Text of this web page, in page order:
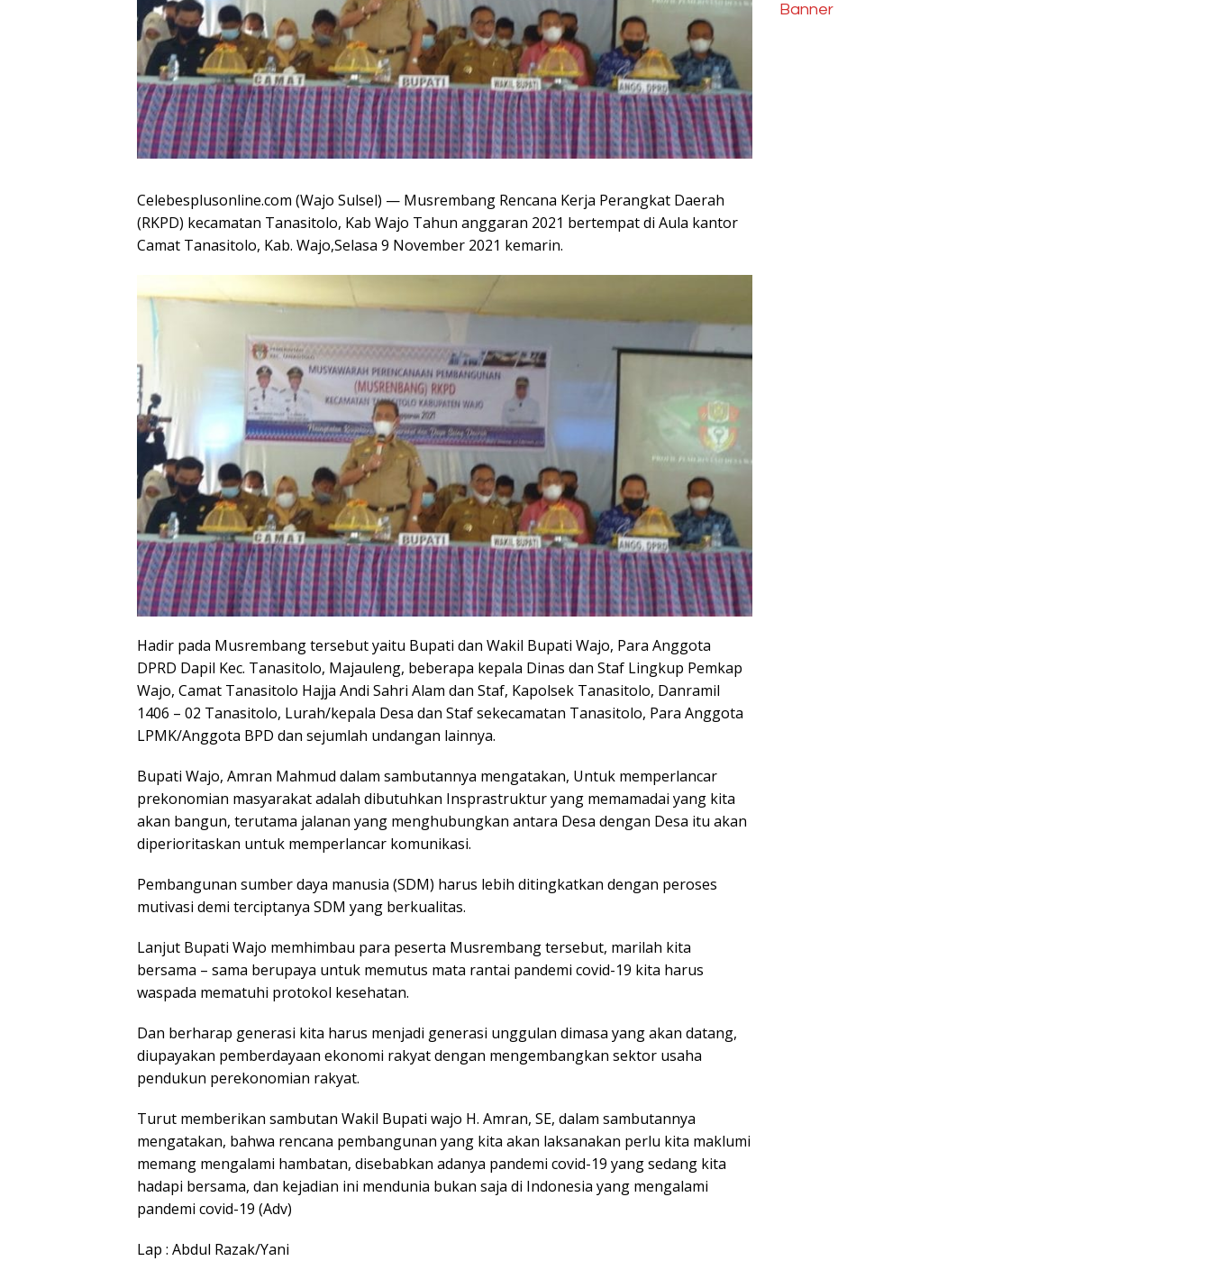
Celebesplusonline.com (Wajo Sulsel) — Musrembang Rencana Kerja Perangkat Daerah
(RKPD) kecamatan Tanasitolo, Kab Wajo Tahun anggaran 2021 bertempat di Aula kantor
Camat Tanasitolo, Kab. Wajo,Selasa 9 November 2021 kemarin.
Hadir pada Musrembang tersebut yaitu Bupati dan Wakil Bupati Wajo, Para Anggota
DPRD Dapil Kec. Tanasitolo, Majauleng, beberapa kepala Dinas dan Staf Lingkup Pemkap
Wajo, Camat Tanasitolo Hajja Andi Sahri Alam dan Staf, Kapolsek Tanasitolo, Danramil
1406 – 02 Tanasitolo, Lurah/kepala Desa dan Staf sekecamatan Tanasitolo, Para Anggota
LPMK/Anggota BPD dan sejumlah undangan lainnya.
Bupati Wajo, Amran Mahmud dalam sambutannya mengatakan, Untuk memperlancar
prekonomian masyarakat adalah dibutuhkan Insprastruktur yang memamadai yang kita
akan bangun, terutama jalanan yang menghubungkan antara Desa dengan Desa itu akan
diperioritaskan untuk memperlancar komunikasi.
Pembangunan sumber daya manusia (SDM) harus lebih ditingkatkan dengan peroses
mutivasi demi terciptanya SDM yang berkualitas.
Lanjut Bupati Wajo memhimbau para peserta Musrembang tersebut, marilah kita
bersama – sama berupaya untuk memutus mata rantai pandemi covid-19 kita harus
waspada mematuhi protokol kesehatan.
Dan berharap generasi kita harus menjadi generasi unggulan dimasa yang akan datang,
diupayakan pemberdayaan ekonomi rakyat dengan mengembangkan sektor usaha
pendukun perekonomian rakyat.
Turut memberikan sambutan Wakil Bupati wajo H. Amran, SE, dalam sambutannya
mengatakan, bahwa rencana pembangunan yang kita akan laksanakan perlu kita maklumi
memang mengalami hambatan, disebabkan adanya pandemi covid-19 yang sedang kita
hadapi bersama, dan kejadian ini mendunia bukan saja di Indonesia yang mengalami
pandemi covid-19 (Adv)
Lap : Abdul Razak/Yani
Banner